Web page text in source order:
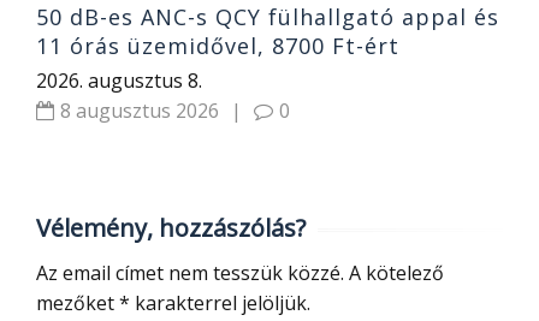
50 dB-es ANC-s QCY fülhallgató appal és
11 órás üzemidővel, 8700 Ft-ért
2026. augusztus 8.
8 augusztus 2026
| 0
Vélemény, hozzászólás?
Az email címet nem tesszük közzé. A kötelező
mezőket* karakterrel jelöljük.